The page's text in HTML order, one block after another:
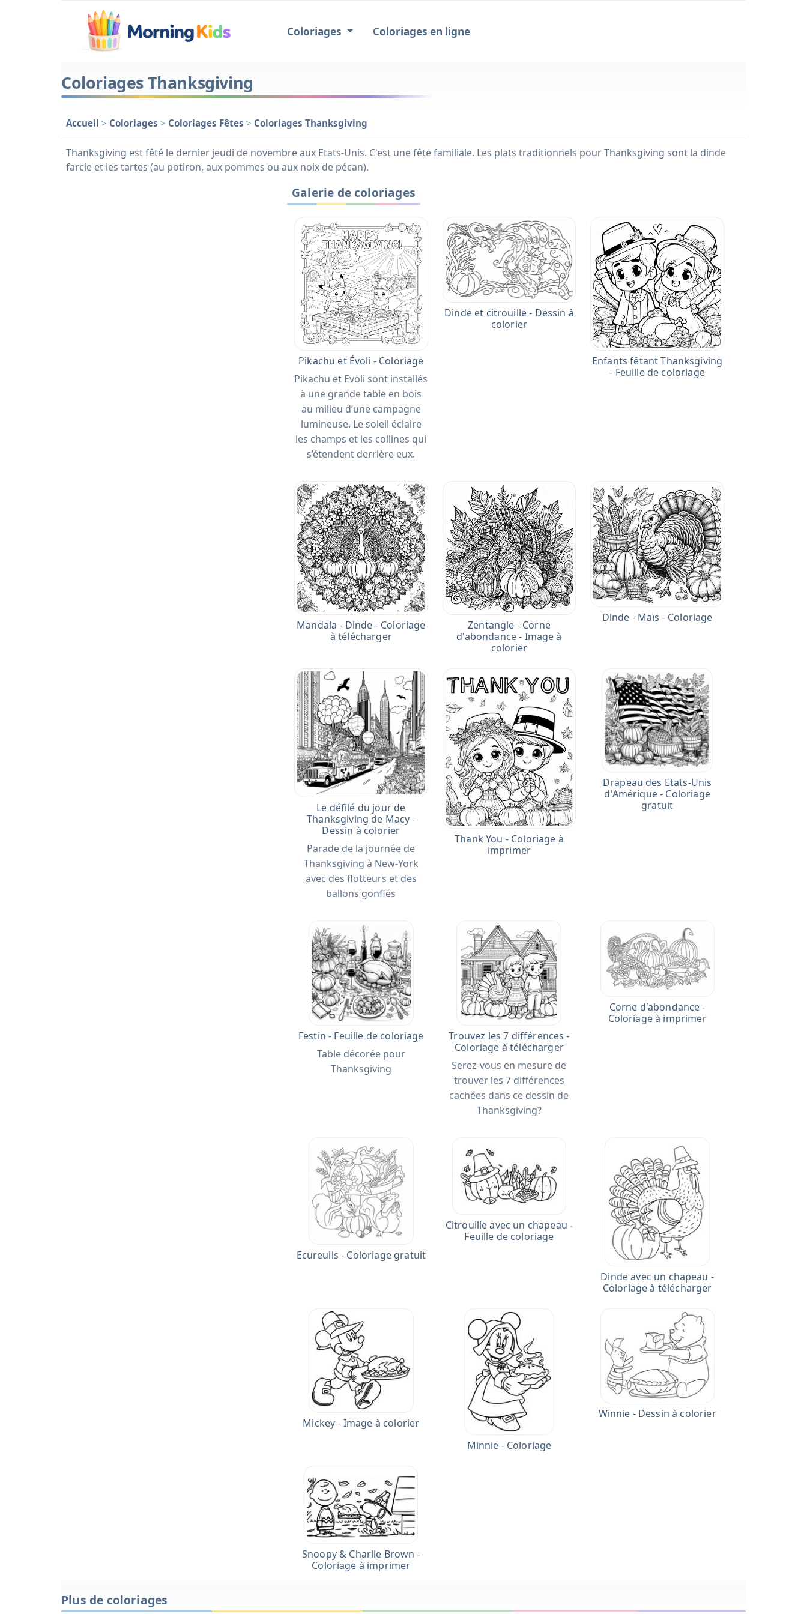
Coloriages Coloriages en ligne
Coloriages Thanksgiving
Accueil > Coloriages > Coloriages Fêtes > Coloriages Thanksgiving
Thanksgiving est fêté le dernier jeudi de novembre aux Etats-Unis. C'est une fête familiale. Les plats traditionnels pour Thanksgiving sont la dinde
farcie et les tartes (au potiron, aux pommes ou aux noix de pécan).
Galerie de coloriages
Pikachu et Évoli - Coloriage
Pikachu et Evoli sont installés
à une grande table en bois
au milieu d’une campagne
lumineuse. Le soleil éclaire
les champs et les collines qui
s’étendent derrière eux.
Dinde et citrouille - Dessin à
colorier
Enfants fêtant Thanksgiving
- Feuille de coloriage
Mandala - Dinde - Coloriage
à télécharger
Zentangle - Corne
d'abondance - Image à
colorier
Dinde - Maïs - Coloriage
Le défilé du jour de
Thanksgiving de Macy -
Dessin à colorier
Parade de la journée de
Thanksgiving à New-York
avec des flotteurs et des
ballons gonflés
Thank You - Coloriage à
imprimer
Drapeau des Etats-Unis
d'Amérique - Coloriage
gratuit
Festin - Feuille de coloriage
Table décorée pour
Thanksgiving
Trouvez les 7 différences -
Coloriage à télécharger
Serez-vous en mesure de
trouver les 7 différences
cachées dans ce dessin de
Thanksgiving?
Corne d'abondance -
Coloriage à imprimer
Ecureuils - Coloriage gratuit
Citrouille avec un chapeau -
Feuille de coloriage
Dinde avec un chapeau -
Coloriage à télécharger
Mickey - Image à colorier
Minnie - Coloriage
Winnie - Dessin à colorier
Snoopy & Charlie Brown -
Coloriage à imprimer
Plus de coloriages